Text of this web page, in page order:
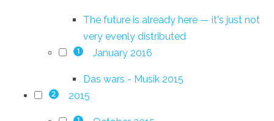
The future is already here — it's just not
very evenly distributed
1 January 2016
Das wars - Musik 2015
2 2015